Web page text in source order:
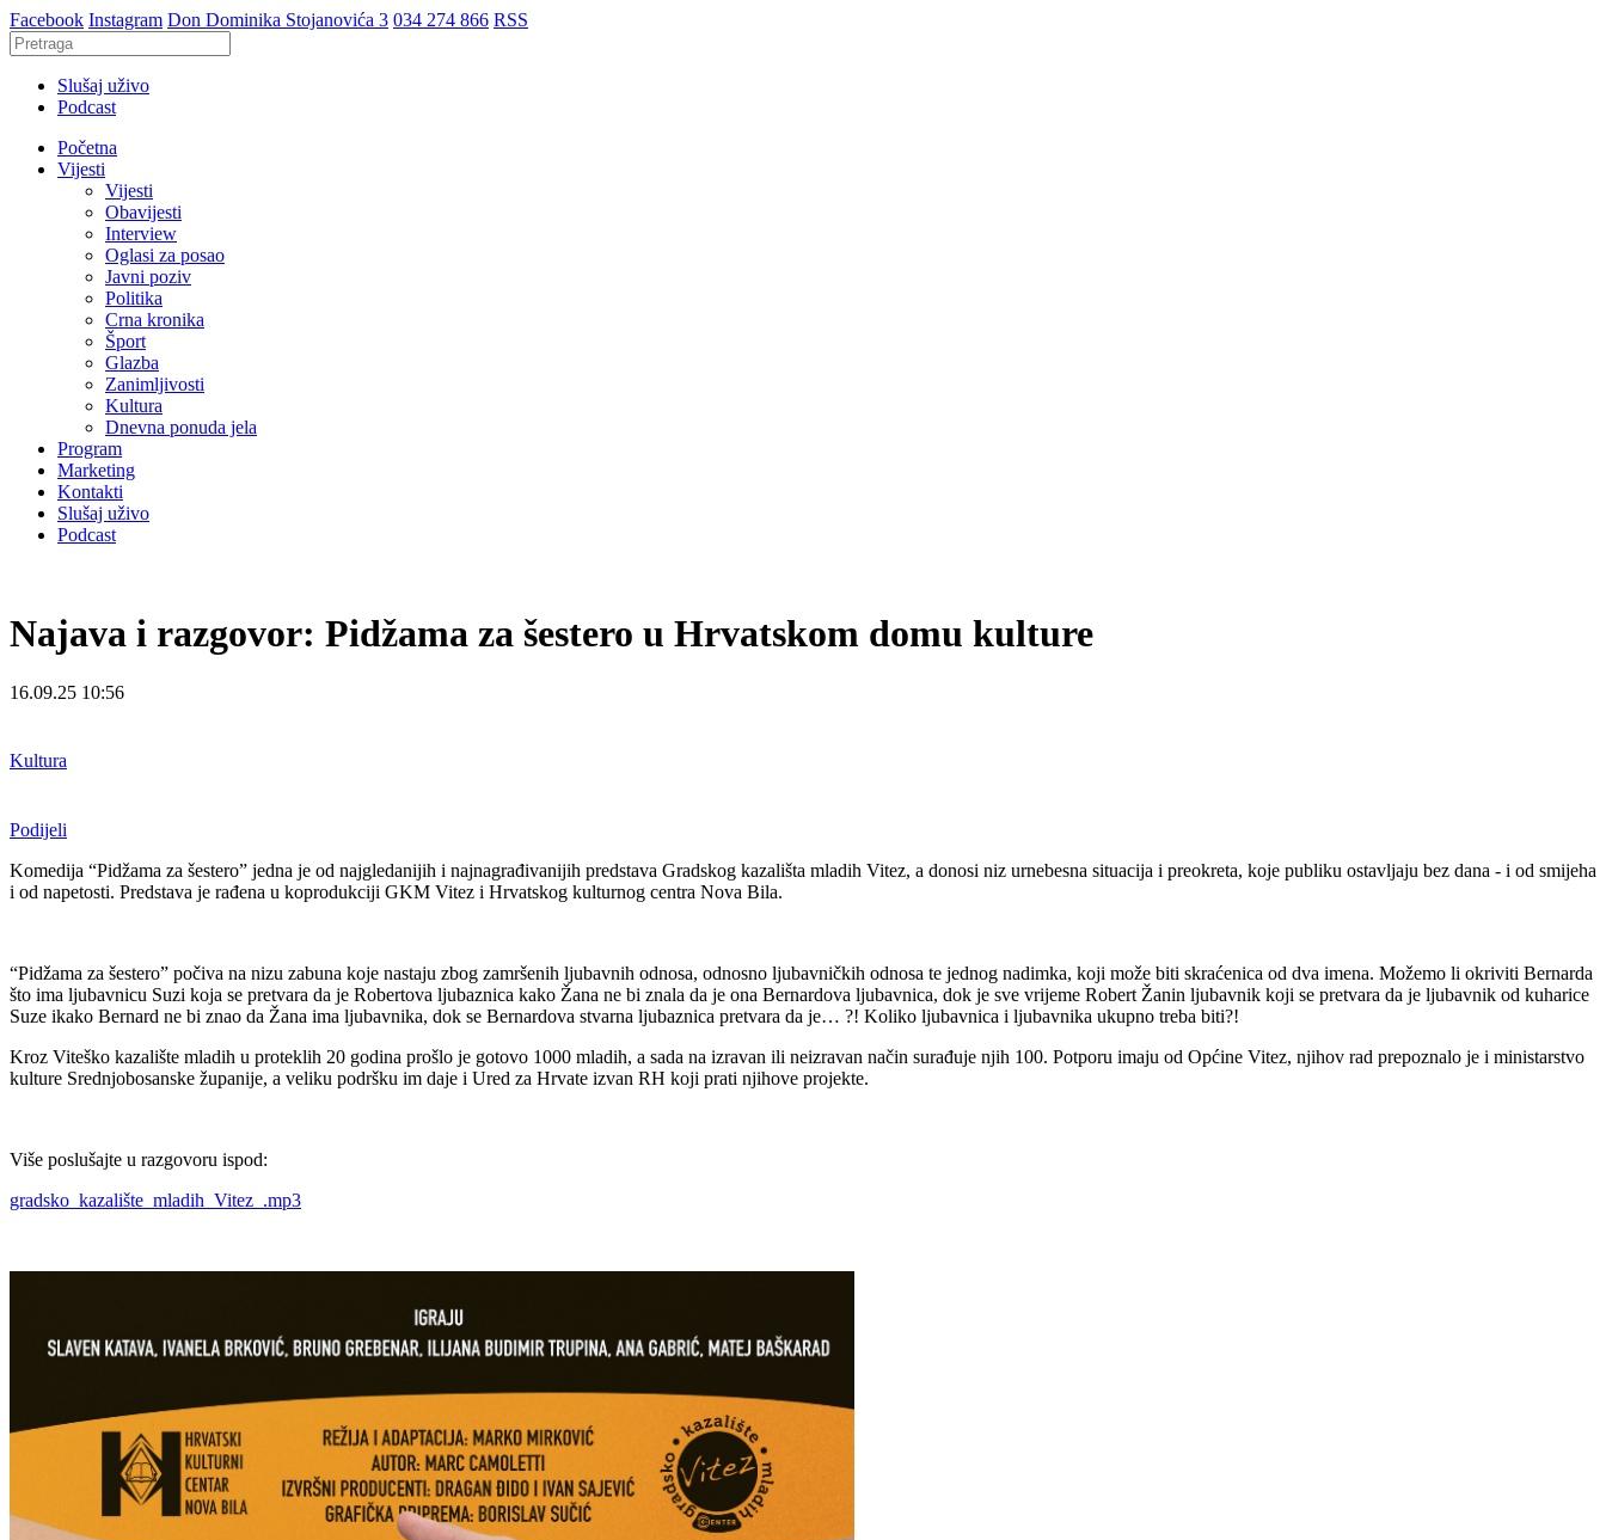
Facebook Instagram Don Dominika Stojanovića 3 034 274 866 RSS
Slušaj uživo
Podcast
Početna
Vijesti
Vijesti
Obavijesti
Interview
Oglasi za posao
Javni poziv
Politika
Crna kronika
Šport
Glazba
Zanimljivosti
Kultura
Dnevna ponuda jela
Program
Marketing
Kontakti
Slušaj uživo
Podcast
Najava i razgovor: Pidžama za šestero u Hrvatskom domu kulture
16.09.25 10:56
Kultura
Podijeli
Komedija “Pidžama za šestero” jedna je od najgledanijih i najnagrađivanijih predstava Gradskog kazališta mladih Vitez, a donosi niz urnebesna situacija i preokreta, koje publiku ostavljaju bez dana - i od smijeha
i od napetosti. Predstava je rađena u koprodukciji GKM Vitez i Hrvatskog kulturnog centra Nova Bila.
“Pidžama za šestero” počiva na nizu zabuna koje nastaju zbog zamršenih ljubavnih odnosa, odnosno ljubavničkih odnosa te jednog nadimka, koji može biti skraćenica od dva imena. Možemo li okriviti Bernarda
što ima ljubavnicu Suzi koja se pretvara da je Robertova ljubaznica kako Žana ne bi znala da je ona Bernardova ljubavnica, dok je sve vrijeme Robert Žanin ljubavnik koji se pretvara da je ljubavnik od kuharice
Suze ikako Bernard ne bi znao da Žana ima ljubavnika, dok se Bernardova stvarna ljubaznica pretvara da je… ?! Koliko ljubavnica i ljubavnika ukupno treba biti?!
Kroz Viteško kazalište mladih u proteklih 20 godina prošlo je gotovo 1000 mladih, a sada na izravan ili neizravan način surađuje njih 100. Potporu imaju od Općine Vitez, njihov rad prepoznalo je i ministarstvo
kulture Srednjobosanske županije, a veliku podršku im daje i Ured za Hrvate izvan RH koji prati njihove projekte.
Više poslušajte u razgovoru ispod:
gradsko_kazalište_mladih_Vitez_.mp3